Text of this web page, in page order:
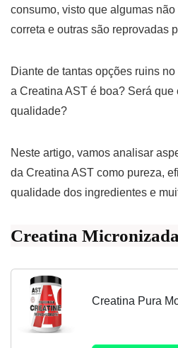
consumo, visto que algumas
correta e outras são reprovadas
Diante de tantas opções ruins
a Creatina AST é boa? Será que
qualidade?
Neste artigo, vamos analisar
da Creatina AST como pureza,
qualidade dos ingredientes e
Creatina
Creatina Pura